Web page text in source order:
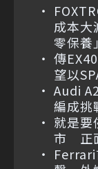
成本大
零保養
傳
望以
Audi
編成挑
就是要
市 正